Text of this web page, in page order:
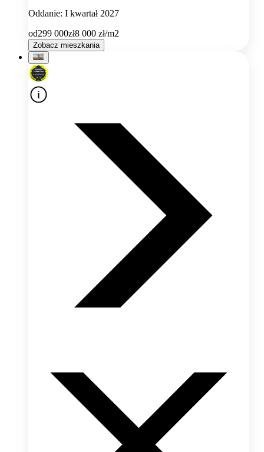
Oddanie: I kwartał 2027
od299 000zł8 000 zł/m2
Zobacz mieszkania